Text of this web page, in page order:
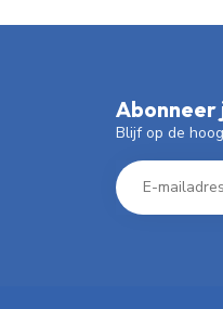
Abonneer
Blijf op de